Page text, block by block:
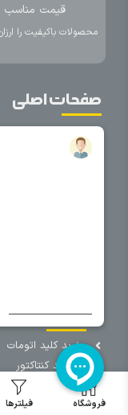
قیمت مناسب
محصولات باکیفیت را
صفحات اصلی
خانه
سایر دسته
خرید کلید اتومات
خرید کنتاکتور
خرید فیوز
مینیاتوری
فروشگاه فیلترها